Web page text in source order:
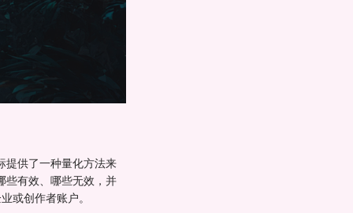
供了一种量化方法来
些有效、哪些无效，并
或创作者账户。